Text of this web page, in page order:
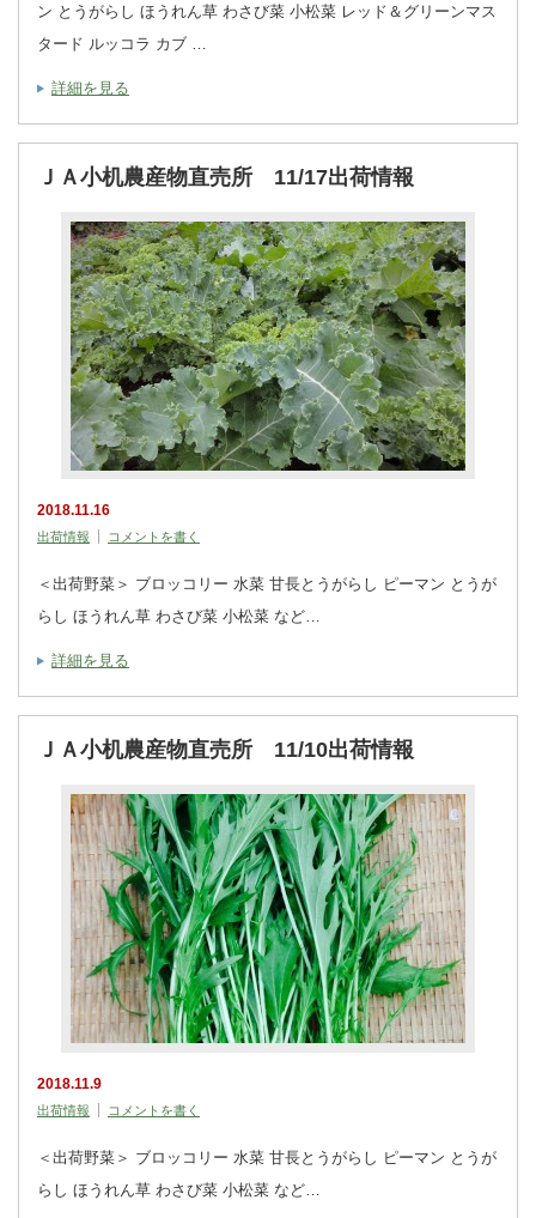
ン とうがらし ほうれん草 わさび菜 小松菜 レッド＆グリーンマス
タード ルッコラ カブ …
詳細を見る
ＪＡ小机農産物直売所 11/17出荷情報
2018.11.16
出荷情報 コメントを書く
＜出荷野菜＞ ブロッコリー 水菜 甘長とうがらし ピーマン とうが
らし ほうれん草 わさび菜 小松菜 など…
詳細を見る
ＪＡ小机農産物直売所 11/10出荷情報
2018.11.9
出荷情報 コメントを書く
＜出荷野菜＞ ブロッコリー 水菜 甘長とうがらし ピーマン とうが
らし ほうれん草 わさび菜 小松菜 など…